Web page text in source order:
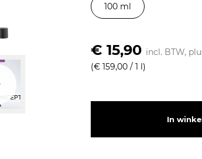
100 ml
€ 15,90 incl. BTW,
(€ 159,00 / 1 l)
In